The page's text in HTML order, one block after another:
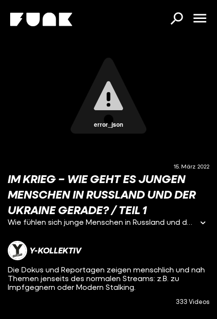
error_json
15. März 2022
IM KRIEG – WIE GEHT ES JUNGEN
MENSCHEN IN RUSSLAND UND DER
UKRAINE GERADE? / TEIL 1
Wie fühlen sich junge Menschen in Russland und der Ukraine gerade? Oleksandra aus der Ukraine und Georgi aus Russland verraten es uns. In den kommenden Wochen sprechen wir die beiden regelmäßig im Videocall, lassen uns von ihrem Alltag, Sorgen und Ängsten berichten. Wie wird sich ihr Leben entwickeln? In Folge 1 stellen wir Oleksandra und Georgi vor: Oleksandra Ochman ist 30 Jahre alt, kommt aus Kiew und ist vor knapp drei Wochen mit ihrer Familie und ihrer Katze nach Lviv an die polnisch-ukrainische Grenze geflohen. Der Krieg hat ihr Leben von einem auf den anderen Tag auf den Kopf gestellt. Derzeit wohnt sie in einem Hotel, nachts geht sie ihrer Arbeit als Journalistin nach, tagsüber hilft sie, wo sie kann. Georgi heißt eigentlich anders. Um ihn bestmöglich zu schützen, muss er in unseren Gesprächen anonym bleiben – denn Putins neue Gesetze bestrafen alle, die den Angriff auf die Ukraine nicht leugnen. So viel können wir verraten: Er ist um die 30 Jahre alt, lebt in Moskau und ist ebenfalls Journalist. In Folge 1 erzählt er, was der Krieg für ihn bedeutet – und spricht von “faschistoiden Zuständen” in Russland.
Y-KOLLEKTIV
Die Dokus und Reportagen zeigen menschlich und nah
Themen jenseits des normalen Streams: z.B. zu
Impfgegnern oder Modern Stalking.
333 Videos